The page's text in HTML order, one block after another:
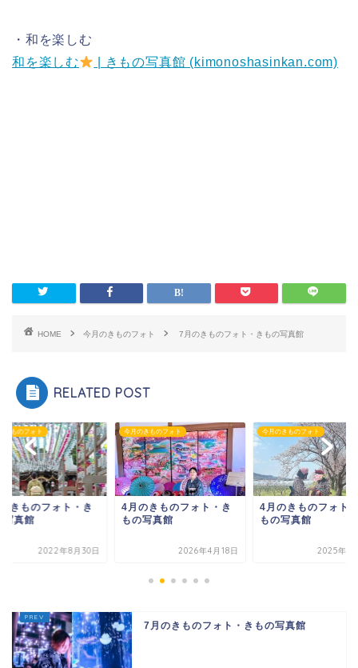
・和を楽しむ
和を楽しむ
| きもの写真館 (kimonoshasinkan.com)
HOME 今月のきものフォト 7月のきものフォト・きもの写真館
RELATED POST
きものフォト
きものフォト・き
写真館
2022年8月30日
今月のきものフォト
4月のきものフォト・き
もの写真館
2026年4月18日
今月のきものフォト
4月のきものフォト
もの写真館
2025年4
7月のきものフォト・きもの写真館